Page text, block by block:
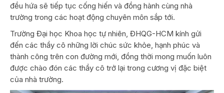
đều hứa sẽ tiếp tục cống hiến và đồng hành cùng nhà
trường trong các hoạt động chuyên môn sắp tới.
Trường Đại học Khoa học tự nhiên, ĐHQG-HCM kính gửi
đến các thầy cô những lời chúc sức khỏe, hạnh phúc và
thành công trên con đường mới, đồng thời mong muốn luôn
được chào đón các thầy cô trở lại trong cương vị đặc biệt
của nhà trường.